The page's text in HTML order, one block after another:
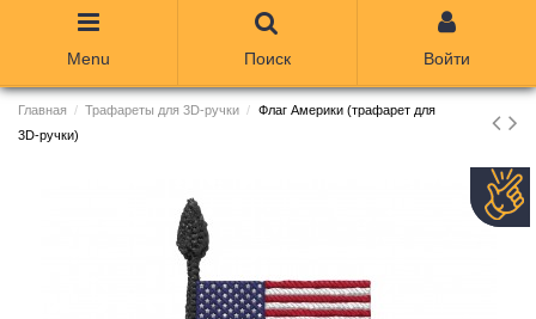
Menu Поиск Войти
Главная Трафареты для 3D-ручки
Флаг Америки (трафарет для
3D-ручки)